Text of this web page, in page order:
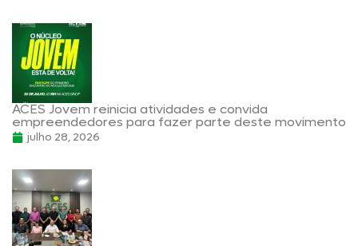
ACES Jovem reinicia atividades e convida
empreendedores para fazer parte deste movimento
julho 28, 2026